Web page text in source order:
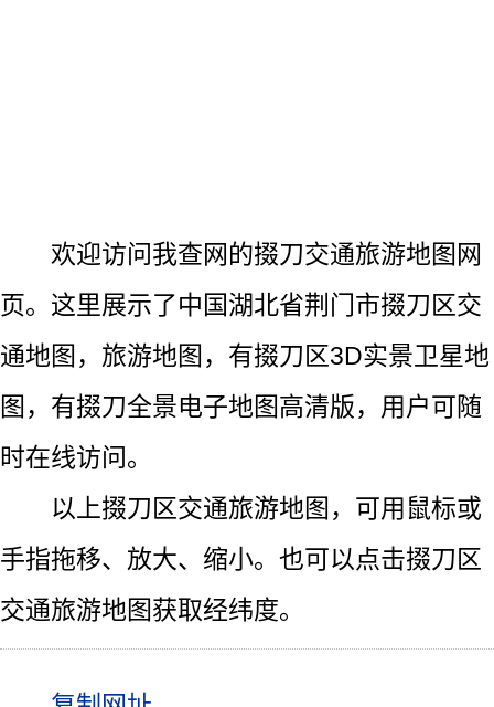
欢迎访问我查网的掇刀交通旅游地图网
页。这里展示了中国湖北省荆门市掇刀区交
通地图，旅游地图，有掇刀区3D实景卫星地
图，有掇刀全景电子地图高清版，用户可随
时在线访问。
以上掇刀区交通旅游地图，可用鼠标或
手指拖移、放大、缩小。也可以点击掇刀区
交通旅游地图获取经纬度。